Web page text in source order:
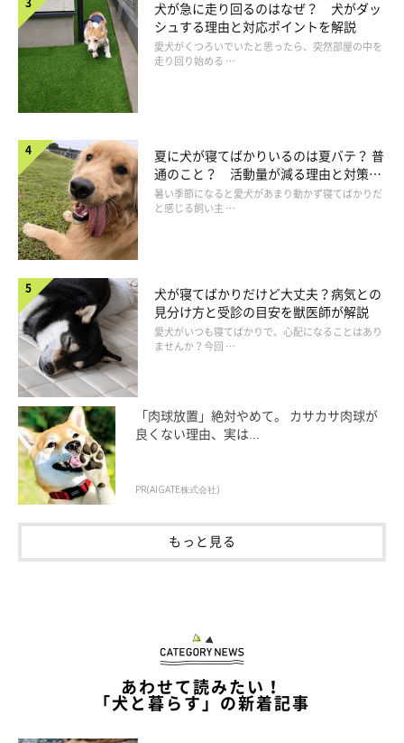
いぬのきもち投稿写真ギャラリー
犬種や個体によって違いはありますが、犬も人と同じように「毛
周期」、つまり毛の発育から脱毛の周期があるため、抜け毛のな
い犬はほぼいません。
そして、犬にはこの毛周期のほかにも、春と秋の年2回「換毛
期」と呼ばれる、被毛が大量に抜け変わる時期があります。この
換毛期で抜ける被毛は、アンダーコート。前述通り、アンダーコ
ートは体温を調節する働きをしているため、気温の変化に応じて
抜け変わる必要があるのです。
抜け毛の多い犬種とは
犬が急に走り回るのはなぜ？ 犬がダッ
シュする理由と対応ポイントを解説
愛犬がくつろいでいたと思ったら、突然部屋の中を
走り回り始める …
夏に犬が寝てばかりいるのは夏バテ？ 普
通のこと？ 活動量が減る理由と対策と
は
暑い季節になると愛犬があまり動かず寝てばかりだ
と感じる飼い主 …
犬が寝てばかりだけど大丈夫？病気との
見分け方と受診の目安を獣医師が解説
愛犬がいつも寝てばかりで、心配になることはあり
ませんか？今回 …
「肉球放置」絶対やめて。 カサカサ肉球が
良くない理由、実は...
PR(AIGATE株式会社)
もっと見る
あわせて読みたい！
「犬と暮らす」の新着記事